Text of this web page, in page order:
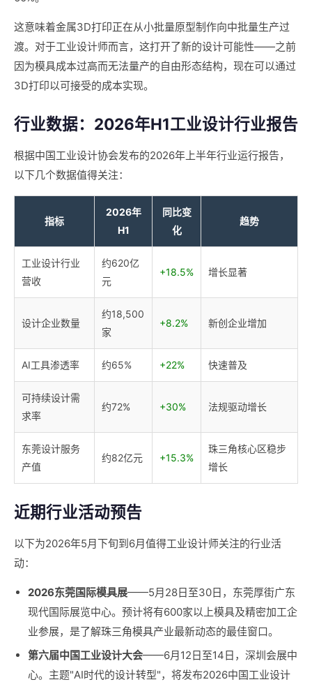
这意味着金属3D打印正在从小批量原型制作向中批量生产过
渡。对于工业设计师而言，这打开了新的设计可能性——之前
因为模具成本过高而无法量产的自由形态结构，现在可以通过
3D打印以可接受的成本实现。
行业数据：2026年H1工业设计行业报告
根据中国工业设计协会发布的2026年上半年行业运行报告，
以下几个数据值得关注：
指标
2026年
H1
同比变
化
趋势
工业设计行业
营收
约620亿
元
+18.5% 增长显著
设计企业数量
约18,500
家
+8.2% 新创企业增加
AI工具渗透率 约65% +22% 快速普及
可持续设计需
求率
约72% +30% 法规驱动增长
东莞设计服务
产值
约82亿元 +15.3%
珠三角核心区稳步
增长
近期行业活动预告
以下为2026年5月下旬到6月值得工业设计师关注的行业活
动：
2026东莞国际模具展——5月28日至30日，东莞厚街广东
现代国际展览中心。预计将有600家以上模具及精密加工企
业参展，是了解珠三角模具产业最新动态的最佳窗口。
第六届中国工业设计大会——6月12日至14日，深圳会展中
心。主题"AI时代的设计转型"，将发布2026中国工业设计